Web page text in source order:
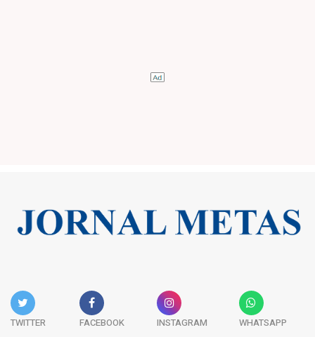
TWITTER FACEBOOK INSTAGRAM WHATSAPP